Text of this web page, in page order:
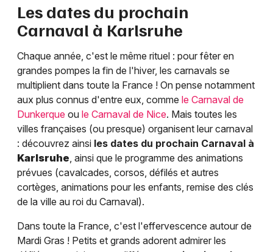
Les dates du prochain
Carnaval à Karlsruhe
Chaque année, c'est le même rituel : pour fêter en
grandes pompes la fin de l'hiver, les carnavals se
multiplient dans toute la France ! On pense notamment
aux plus connus d'entre eux, comme le Carnaval de
Dunkerque ou le Carnaval de Nice. Mais toutes les
villes françaises (ou presque) organisent leur carnaval
: découvrez ainsi les dates du prochain Carnaval à
Karlsruhe, ainsi que le programme des animations
prévues (cavalcades, corsos, défilés et autres
cortèges, animations pour les enfants, remise des clés
de la ville au roi du Carnaval).
Dans toute la France, c'est l'effervescence autour de
Mardi Gras ! Petits et grands adorent admirer les